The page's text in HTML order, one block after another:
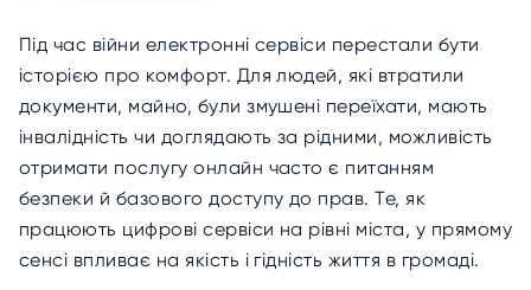
Під час війни електронні сервіси перестали бути
історією про комфорт. Для людей, які втратили
документи, майно, були змушені переїхати, мають
інвалідність чи доглядають за рідними, можливість
отримати послугу онлайн часто є питанням
безпеки й базового доступу до прав. Те, як
працюють цифрові сервіси на рівні міста, у прямому
сенсі впливає на якість і гідність життя в громаді.